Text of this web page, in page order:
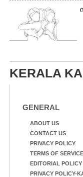
KERALA
GENERAL
ABOUT US
CONTACT US
PRIVACY POLICY
TERMS OF SERVICE
EDITORIAL POLICY
PRIVACY POLICY-